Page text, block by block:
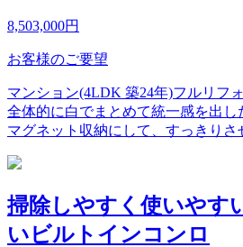
8,503,000円
お客様のご要望
マンション(4LDK 築24年)フルリフ
全体的に白でまとめて統一感を出し
マグネット収納にして、すっきりさ
掃除しやすく使いやす
いビルトインコンロ